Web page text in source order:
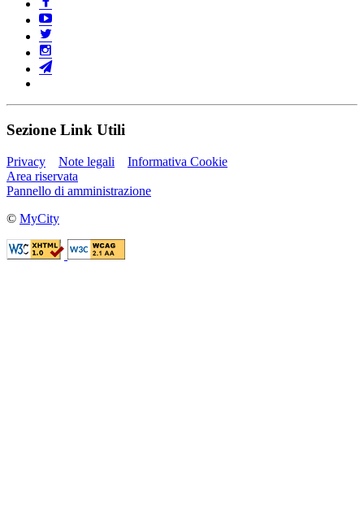
Sezione Link Utili
Privacy Note legali
Informativa Cookie
Area riservata
Pannello di amministrazione
© MyCity